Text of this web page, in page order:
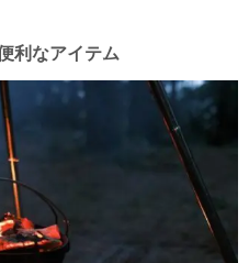
利なアイテム